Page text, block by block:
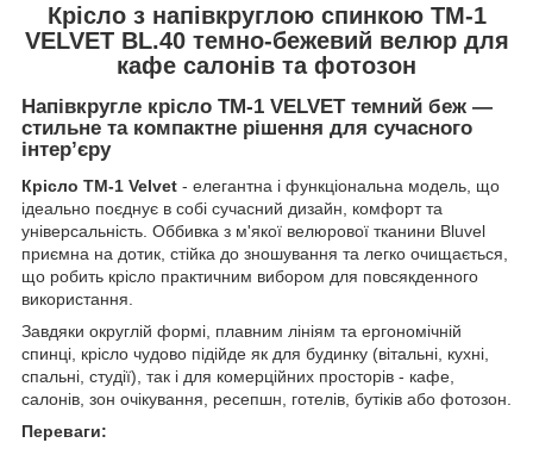
Крісло з напівкруглою спинкою TM-1
VELVET BL.40 темно-бежевий велюр для
кафе салонів та фотозон
Напівкругле крісло TM-1 VELVET темний беж —
стильне та компактне рішення для сучасного
інтер’єру
Крісло TM-1 Velvet - елегантна і функціональна модель, що
ідеально поєднує в собі сучасний дизайн, комфорт та
універсальність. Оббивка з м'якої велюрової тканини Bluvel
приємна на дотик, стійка до зношування та легко очищається,
що робить крісло практичним вибором для повсякденного
використання.
Завдяки округлій формі, плавним лініям та ергономічній
спинці, крісло чудово підійде як для будинку (вітальні, кухні,
спальні, студії), так і для комерційних просторів - кафе,
салонів, зон очікування, ресепшн, готелів, бутіків або фотозон.
Переваги: